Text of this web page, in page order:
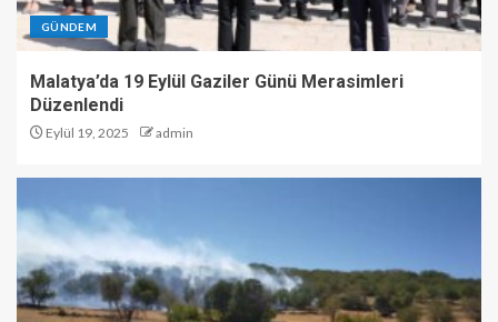
GÜNDEM
Malatya’da 19 Eylül Gaziler Günü Merasimleri
Düzenlendi
Eylül 19, 2025 admin